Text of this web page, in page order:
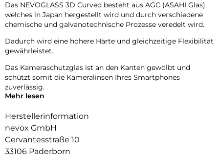
Das NEVOGLASS 3D Curved besteht aus AGC (ASAHI Glas),
welches in Japan hergestellt wird und durch verschiedene
chemische und galvanotechnische Prozesse veredelt wird.
Dadurch wird eine höhere Härte und gleichzeitige Flexibilität
gewährleistet.
Das Kameraschutzglas ist an den Kanten gewölbt und
schützt somit die Kameralinsen Ihres Smartphones
zuverlässig.
schützen Sie die Linsen vor Staubablagerungen in den
Zwischenräumen.
Mehr lesen
Herstellerinformation
nevox GmbH
Cervantesstraße 10
33106 Paderborn